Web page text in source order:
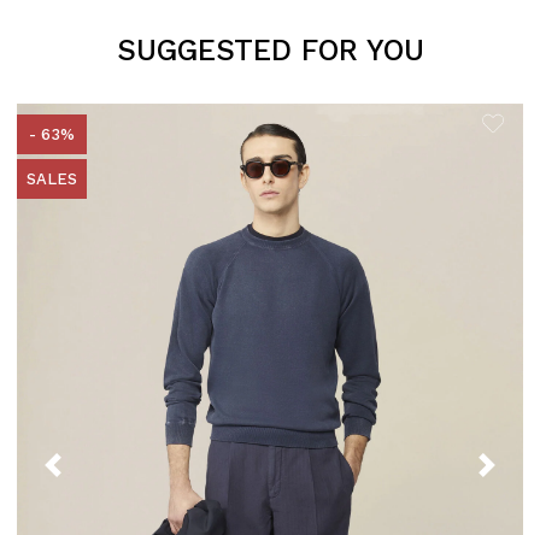
SUGGESTED FOR YOU
- 63%
SALES